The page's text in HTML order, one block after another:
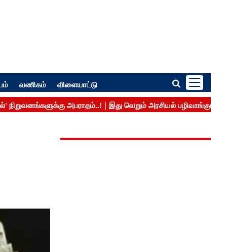
வணிகம் விளையாட்டு